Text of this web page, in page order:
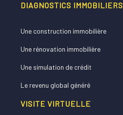
DIAGNOSTICS IMMOBILIERS
Une construction immobilière
Une rénovation immobilière
Une simulation de crédit
Le revenu global généré
VISITE VIRTUELLE